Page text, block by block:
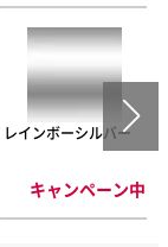
レインボーシルバー
キャンペーン中